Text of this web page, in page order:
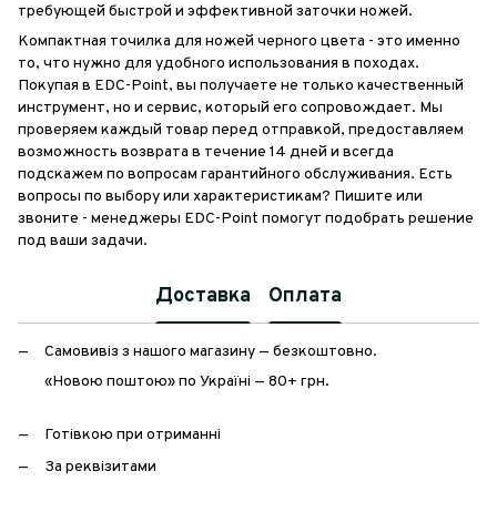
требующей быстрой и эффективной заточки ножей.
Компактная точилка для ножей черного цвета - это именно
то, что нужно для удобного использования в походах.
Покупая в EDC-Point, вы получаете не только качественный
инструмент, но и сервис, который его сопровождает. Мы
проверяем каждый товар перед отправкой, предоставляем
возможность возврата в течение 14 дней и всегда
подскажем по вопросам гарантийного обслуживания. Есть
вопросы по выбору или характеристикам? Пишите или
звоните - менеджеры EDC-Point помогут подобрать решение
под ваши задачи.
Доставка Оплата
Самовивіз з нашого магазину — безкоштовно.
«Новою поштою» по Україні — 80+ грн.
Готівкою при отриманні
За реквізитами